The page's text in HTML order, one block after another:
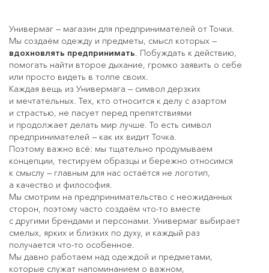
Универмаг — магазин для предпринимателей от Точки.
Мы создаём одежду и предметы, смысл которых —
вдохновлять предпринимать. Побуждать к действию,
помогать найти второе дыхание, громко заявить о себе
или просто видеть в толпе своих.
Каждая вещь из Универмага — символ дерзких
и мечтательных. Тех, кто относится к делу с азартом
и страстью, не пасует перед препятствиями
и продолжает делать мир лучше. То есть символ
предпринимателей — как их видит Точка.
Поэтому важно всё: мы тщательно продумываем
концепции, тестируем образцы и бережно относимся
к смыслу — главным для нас остаётся не логотип,
а качество и философия.
Мы смотрим на предпринимательство с неожиданных
сторон, поэтому часто создаём что-то вместе
с другими брендами и персонами. Универмаг выбирает
смелых, ярких и близких по духу, и каждый раз
получается что-то особенное.
Мы давно работаем над одеждой и предметами,
которые служат напоминанием о важном,